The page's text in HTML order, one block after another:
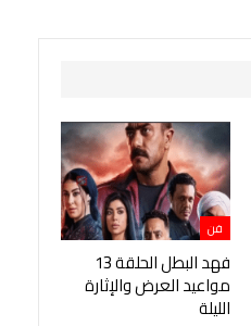
فن
فهد البطل الحلقة 13
مواعيد العرض والإثارة
الليلة